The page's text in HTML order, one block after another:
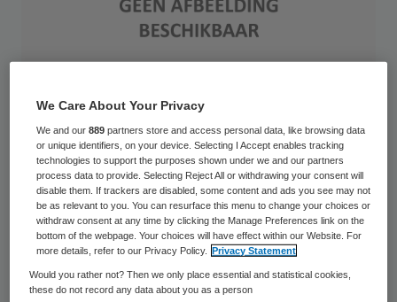
Ouderen zoeken niet zelden een complete
huurwoning, maar de ene oudere is de
andere niet. Pas als de vraag van de
doelgroep adequaat wordt beantwoord,
dan ontstaat toekomstbestendig vastgoed.
Dat schrijft Erwin Drenth in een essay over
de belangrijke rol van kennis over potentiële
We Care About Your Privacy
We and our889 partners store and access personal data, like browsing data
or unique identifiers, on your device. Selecting I Accept enables tracking
technologies to support the purposes shown under we and our partners
process data to provide. Selecting Reject All or withdrawing your consent will
disable them. If trackers are disabled, some content and ads you see may not
be as relevant to you. You can resurface this menu to change your choices or
withdraw consent at any time by clicking the Manage Preferences link on the
bottom of the webpage. Your choices will have effect within our Website. For
more details, refer to our Privacy Policy.
Privacy Statement
Would you rather not? Then we only place essential and statistical cookies,
these do not record any data about you as a person